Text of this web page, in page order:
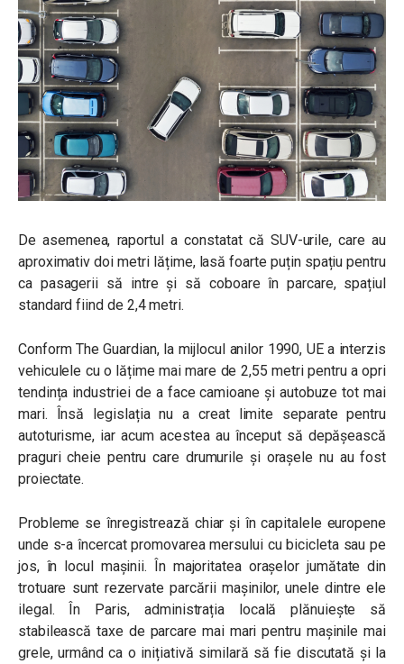
De asemenea, raportul a constatat că SUV-urile, care au
aproximativ doi metri lățime, lasă foarte puțin spațiu pentru
ca pasagerii să intre și să coboare în parcare, spațiul
standard fiind de 2,4 metri.
Conform The Guardian, la mijlocul anilor 1990, UE a interzis
vehiculele cu o lățime mai mare de 2,55 metri pentru a opri
tendința industriei de a face camioane și autobuze tot mai
mari. Însă legislația nu a creat limite separate pentru
autoturisme, iar acum acestea au început să depășească
praguri cheie pentru care drumurile și orașele nu au fost
proiectate.
Probleme se înregistrează chiar și în capitalele europene
unde s-a încercat promovarea mersului cu bicicleta sau pe
jos, în locul mașinii. În majoritatea orașelor jumătate din
trotuare sunt rezervate parcării mașinilor, unele dintre ele
ilegal. În Paris, administrația locală plănuiește să
stabilească taxe de parcare mai mari pentru mașinile mai
grele, urmând ca o inițiativă similară să fie discutată și la